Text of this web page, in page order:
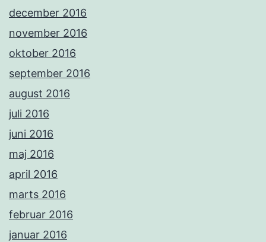
december 2016
november 2016
oktober 2016
september 2016
august 2016
juli 2016
juni 2016
maj 2016
april 2016
marts 2016
februar 2016
januar 2016